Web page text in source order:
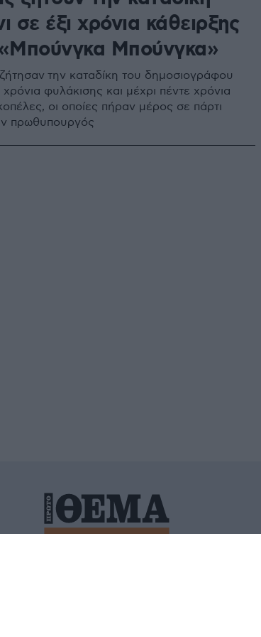
σε έξι χρόνια κάθειρξης
«Μπούνγκα Μπούνγκα»
την καταδίκη του δημοσιογράφου
φυλάκισης και μέχρι πέντε χρόνια
οι οποίες πήραν μέρος σε πάρτι
πρωθυπουργός